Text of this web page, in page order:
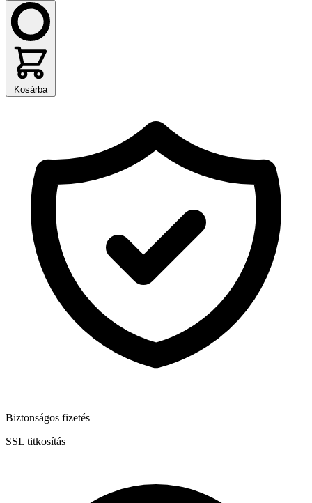
Kosárba
Biztonságos fizetés
SSL titkosítás